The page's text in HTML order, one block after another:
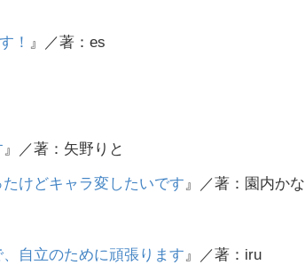
！ 』／著：es
』／著：矢野りと
けどキャラ変したいです』／著：園内かな
自立のために頑張ります』／著：iru